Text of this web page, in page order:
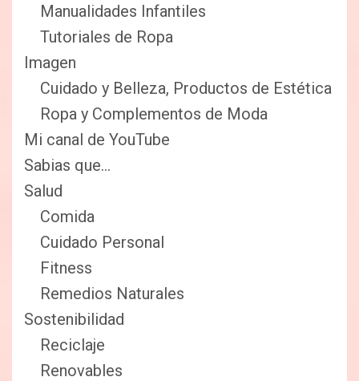
Manualidades Infantiles
Tutoriales de Ropa
Imagen
Cuidado y Belleza, Productos de Estética
Ropa y Complementos de Moda
Mi canal de YouTube
Sabias que…
Salud
Comida
Cuidado Personal
Fitness
Remedios Naturales
Sostenibilidad
Reciclaje
Renovables